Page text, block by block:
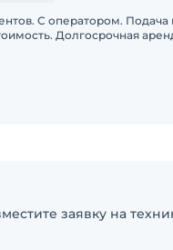
С оператором. Подача
Долгосрочная
заявку на